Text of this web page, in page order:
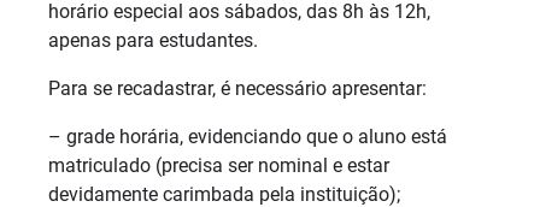
horário especial aos sábados, das 8h às 12h,
apenas para estudantes.
Para se recadastrar, é necessário apresentar:
– grade horária, evidenciando que o aluno está
matriculado (precisa ser nominal e estar
devidamente carimbada pela instituição);